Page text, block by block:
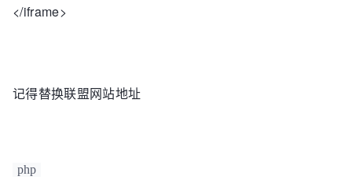
</iframe>
记得替换联盟网站地址
php